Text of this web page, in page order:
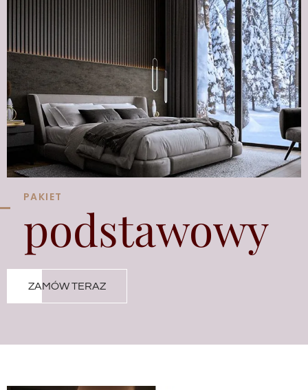
PAKIET
podstawowy
ZAMÓW TERAZ